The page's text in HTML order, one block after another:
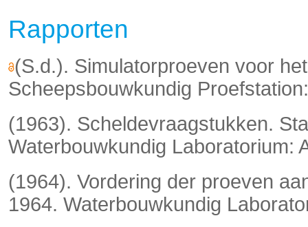
Rapporten
(S.d.). Simulatorproeven voor
Scheepsbouwkundig
(1963). Scheldevraagstukken.
Waterbouwkundig Laboratorium:
(1964). Vordering der proeven
1964. Waterbouwkundig